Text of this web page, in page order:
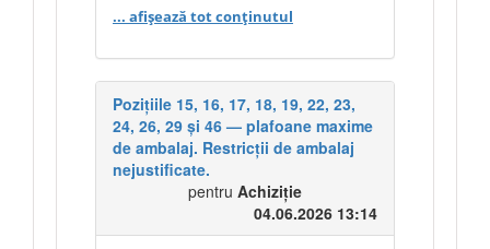
autorității contractante. În consecință,
acceptată.
referire nu are ca efect limitarea
produse similare sau superioare din
punct de vedere tehnic. Autoritatea
contractantă precizează că produsul de
referință este utilizat pentru diluarea
vopselelor și lacurilor pe bază de solvenți
și este recomandat pentru utilizarea cu
... afișează tot conținutul
Pozițiile 15, 16, 17, 18, 19, 22, 23,
24, 26, 29 și 46 — plafoane maxime
de ambalaj. Restricții de ambalaj
nejustificate.
pentru Achiziție
04.06.2026 13:14